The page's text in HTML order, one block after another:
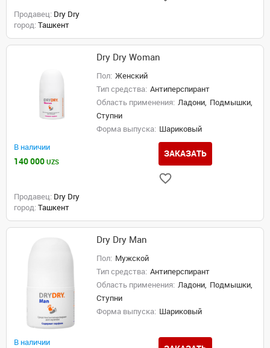
Продавец: Dry Dry
город: Ташкент
Dry Dry Woman
Пол: Женский
Тип средства: Антиперспирант
Область применения: Ладони, Подмышки,
Ступни
Форма выпуска: Шариковый
В наличии
140 000 UZS
ЗАКАЗАТЬ
Продавец: Dry Dry
город: Ташкент
Dry Dry Man
Пол: Мужской
Тип средства: Антиперспирант
Область применения: Ладони, Подмышки,
Ступни
Форма выпуска: Шариковый
В наличии